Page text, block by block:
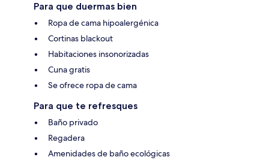
Para que duermas bien
Ropa de cama hipoalergénica
Cortinas blackout
Habitaciones insonorizadas
Cuna gratis
Se ofrece ropa de cama
Para que te refresques
Baño privado
Regadera
Amenidades de baño ecológicas